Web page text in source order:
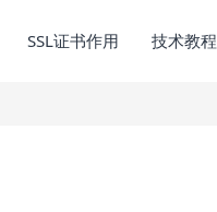
SSL证书作用 技术教程